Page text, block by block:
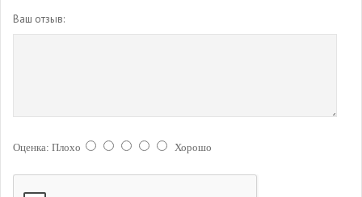
Ваш отзыв:
Оценка: Плохо Хорошо